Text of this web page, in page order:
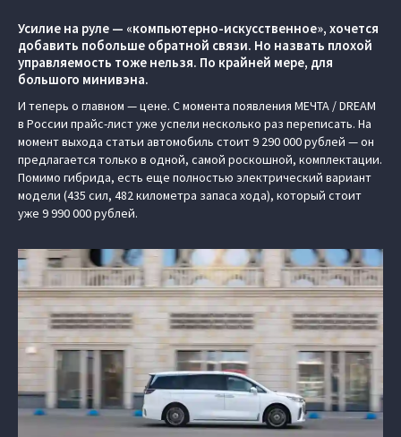
Усилие на руле — «компьютерно-искусственное», хочется
добавить побольше обратной связи. Но назвать плохой
управляемость тоже нельзя. По крайней мере, для
большого минивэна.
И теперь о главном — цене. С момента появления МЕЧТА / DREAM
в России прайс-лист уже успели несколько раз переписать. На
момент выхода статьи автомобиль стоит 9 290 000 рублей — он
предлагается только в одной, самой роскошной, комплектации.
Помимо гибрида, есть еще полностью электрический вариант
модели (435 сил, 482 километра запаса хода), который стоит
уже 9 990 000 рублей.